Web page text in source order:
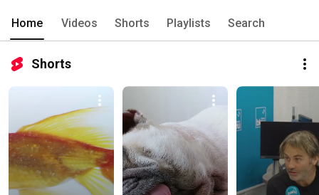
Home Videos Shorts Playlists Search
Shorts